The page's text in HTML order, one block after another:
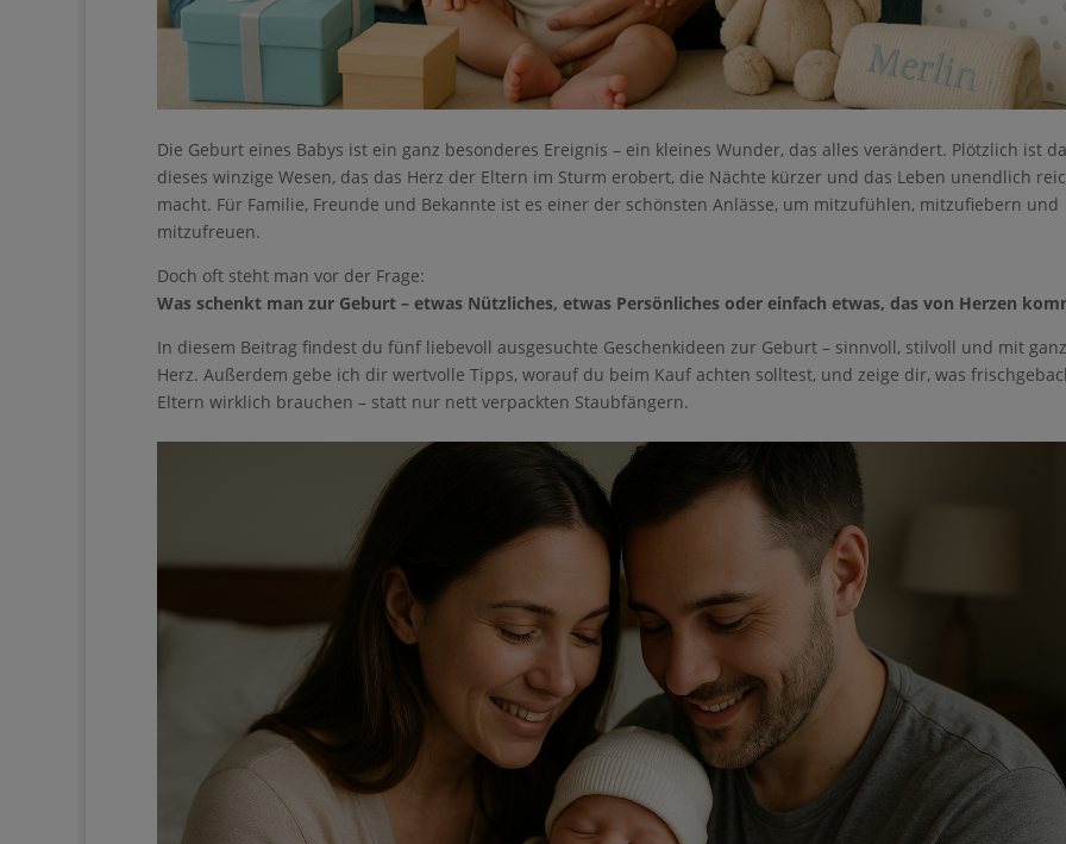
Die Geburt eines Babys ist ein ganz besonderes Ereignis – ein kleines Wunder, das alles verändert. Plötzlich ist da
dieses winzige Wesen, das das Herz der Eltern im Sturm erobert, die Nächte kürzer und das Leben unendlich
reicher macht. Für Familie, Freunde und Bekannte ist es einer der schönsten Anlässe, um mitzufühlen,
und mitzufreuen.
Doch oft steht man vor der Frage:
Was schenkt man zur Geburt – etwas Nützliches, etwas Persönliches oder einfach etwas, das von Herzen
In diesem Beitrag findest du fünf liebevoll ausgesuchte Geschenkideen zur Geburt – sinnvoll, stilvoll und mit ganz
viel Herz. Außerdem gebe ich dir wertvolle Tipps, worauf du beim Kauf achten solltest, und zeige dir, was
Ihre Anmeldung konnte nicht gespeichert werden. Bitte versuchen Sie es
erneut.